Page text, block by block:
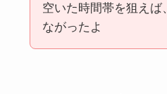
空いた時間帯を狙えば
ながったよ